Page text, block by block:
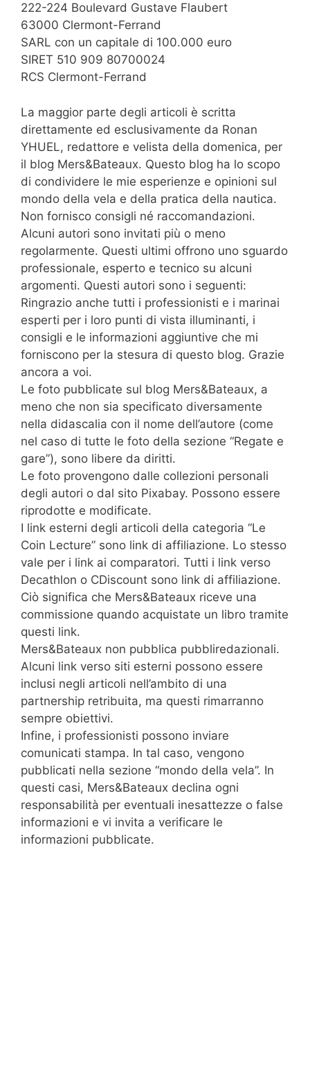
222-224 Boulevard Gustave Flaubert
63000 Clermont-Ferrand
SARL con un capitale di 100.000 euro
SIRET 510 909 80700024
RCS Clermont-Ferrand
La maggior parte degli articoli è scritta
direttamente ed esclusivamente da Ronan
YHUEL, redattore e velista della domenica, per
il blog Mers&Bateaux. Questo blog ha lo scopo
di condividere le mie esperienze e opinioni sul
mondo della vela e della pratica della nautica.
Non fornisco consigli né raccomandazioni.
Alcuni autori sono invitati più o meno
regolarmente. Questi ultimi offrono uno sguardo
professionale, esperto e tecnico su alcuni
argomenti. Questi autori sono i seguenti:
Ringrazio anche tutti i professionisti e i marinai
esperti per i loro punti di vista illuminanti, i
consigli e le informazioni aggiuntive che mi
forniscono per la stesura di questo blog. Grazie
ancora a voi.
Le foto pubblicate sul blog Mers&Bateaux, a
meno che non sia specificato diversamente
nella didascalia con il nome dell’autore (come
nel caso di tutte le foto della sezione “Regate e
gare”), sono libere da diritti.
Le foto provengono dalle collezioni personali
degli autori o dal sito Pixabay. Possono essere
riprodotte e modificate.
I link esterni degli articoli della categoria “Le
Coin Lecture” sono link di affiliazione. Lo stesso
vale per i link ai comparatori. Tutti i link verso
Decathlon o CDiscount sono link di affiliazione.
Ciò significa che Mers&Bateaux riceve una
commissione quando acquistate un libro tramite
questi link.
Mers&Bateaux non pubblica pubbliredazionali.
Alcuni link verso siti esterni possono essere
inclusi negli articoli nell’ambito di una
partnership retribuita, ma questi rimarranno
sempre obiettivi.
Infine, i professionisti possono inviare
comunicati stampa. In tal caso, vengono
pubblicati nella sezione “mondo della vela”. In
questi casi, Mers&Bateaux declina ogni
responsabilità per eventuali inesattezze o false
informazioni e vi invita a verificare le
informazioni pubblicate.